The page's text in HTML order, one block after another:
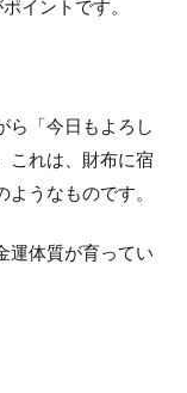
イントです。
ら「今日もよろし
これは、財布に宿
うなものです。
運体質が育ってい